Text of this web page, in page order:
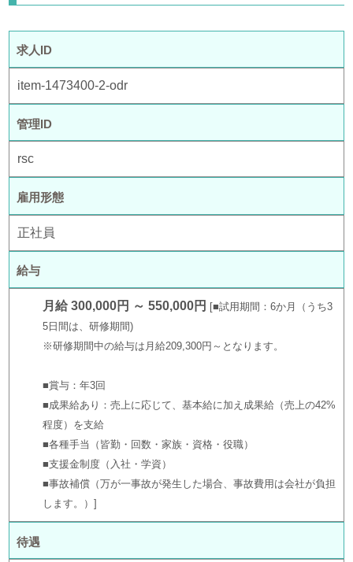
求人ID
item-1473400-2-odr
管理ID
rsc
雇用形態
正社員
給与
月給 300,000円 ～ 550,000円
■試用期間：6か月（うち3
5日間は、研修期間)
※研修期間中の給与は月給209,300円～となります。
■賞与：年3回
■成果給あり：売上に応じて、基本給に加え成果給（売上の42%
程度）を支給
■各種手当（皆勤・回数・家族・資格・役職）
■支援金制度（入社・学資）
■事故補償（万が一事故が発生した場合、事故費用は会社が負担
します。）
待遇